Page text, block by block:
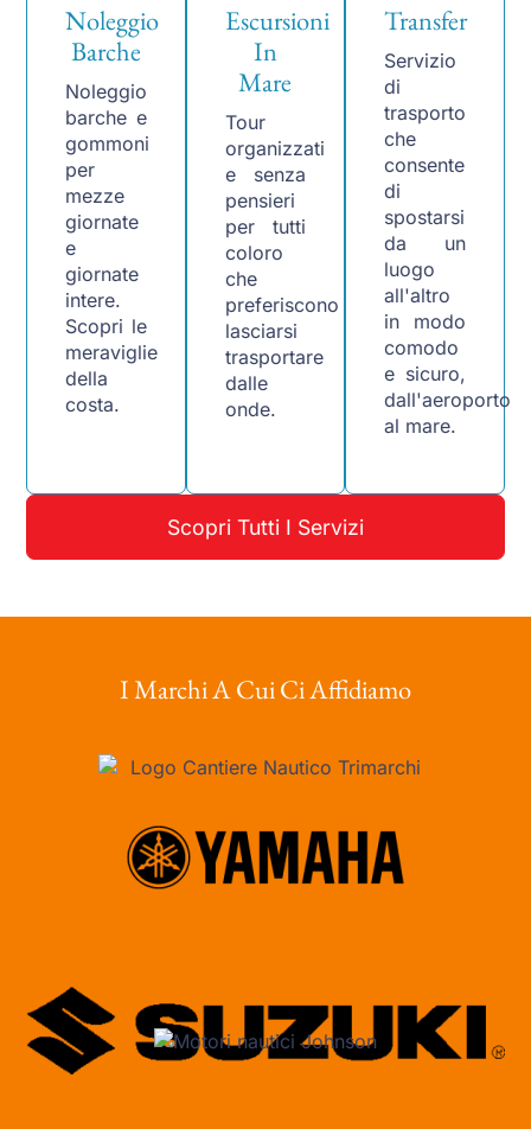
Noleggio
Barche
Noleggio
barche e
gommoni
per
mezze
giornate
e
giornate
intere.
Scopri le
meraviglie
della
costa.
Escursioni
In
Mare
Tour
organizzati
e senza
pensieri
per tutti
coloro
che
preferiscono
lasciarsi
trasportare
dalle
onde.
Transfer
Servizio
di
trasporto
che
consente
di
spostarsi
da un
luogo
all'altro
in modo
comodo
e sicuro,
dall'aeroporto
al mare.
Scopri Tutti I Servizi
I Marchi A Cui Ci Affidiamo